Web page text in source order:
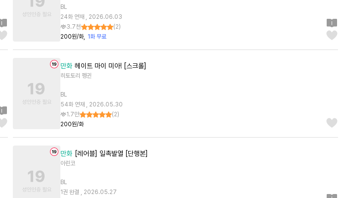
BL
24화 연재 , 2026.06.03
3.7천
(2)
200원/화
1화 무료
만화 헤이트 마이 미아! [스크롤]
히토토리 펭귄
BL
54화 연재 , 2026.05.30
1.7만
(2)
200원/화
만화 [레어블] 일촉발열 [단행본]
아린코
BL
1권 완결 , 2026.05.27